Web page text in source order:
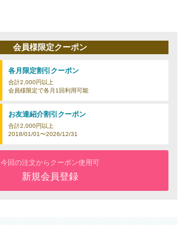
会員様限定クーポン
各月限定割引クーポン
合計2,000円以上
会員様限定で各月1回利用可能
お友達紹介割引クーポン
合計2,000円以上
2018/01/01〜2026/12/31
今回の注文からクーポン使用可
新規会員登録